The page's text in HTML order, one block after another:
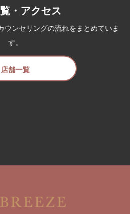
・アクセス
ウンセリングの流れをまとめていま
す。
店舗一覧